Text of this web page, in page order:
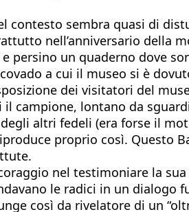
contesto sembra quasi di
nell’anniversario della
persino un quaderno dove
a cui il museo si è
dei visitatori del
campione, lontano da
altri fedeli (era forse il
proprio così. Questo
nel testimoniare la sua
le radici in un dialogo
così da rivelatore di un